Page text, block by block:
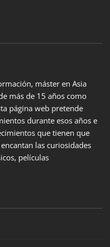
máster en Asia
más de 15 años como
página web pretende
durante esos años e
que tienen que
las curiosidades
películas